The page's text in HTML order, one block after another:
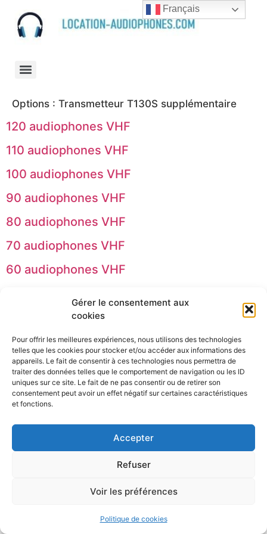
Gérer le consentement aux
cookies
Pour offrir les meilleures expériences, nous utilisons des technologies
telles que les cookies pour stocker et/ou accéder aux informations des
appareils. Le fait de consentir à ces technologies nous permettra de
traiter des données telles que le comportement de navigation ou les ID
uniques sur ce site. Le fait de ne pas consentir ou de retirer son
consentement peut avoir un effet négatif sur certaines caractéristiques
et fonctions.
Accepter
Refuser
Voir les préférences
Politique de cookies
Options : Transmetteur T130S supplémentaire
120 audiophones VHF
110 audiophones VHF
100 audiophones VHF
90 audiophones VHF
80 audiophones VHF
70 audiophones VHF
60 audiophones VHF
40 audiophones VHF
30 audiophones VHF
Prochain
Audioguides
Conditions générales
RGPD
Nous contacter
Affiliation
Tous droits réservés
Français